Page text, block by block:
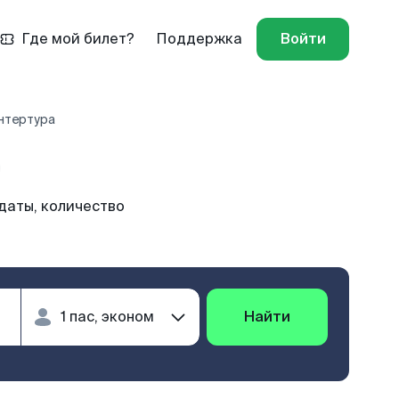
Где мой билет? Поддержка Войти
количество
Найти